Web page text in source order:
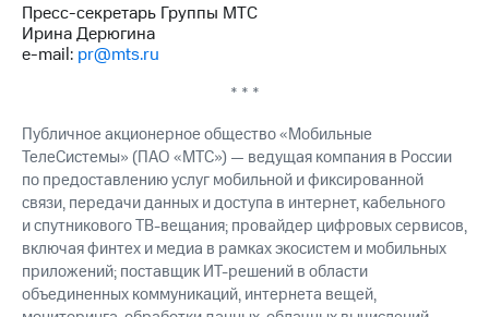
аудит
Рынок
акций
приобретения
Порядок
выкупа
акций
Дивиденды
Рынок
облигаций
Описание
Пресс-секретарь Группы МТС
Ирина Дерюгина
e-mail: pr@mts.ru
* * *
Публичное акционерное общество «Мобильные
ТелеСистемы» (ПАО «МТС») — ведущая компания в России
по предоставлению услуг мобильной и фиксированной
связи, передачи данных и доступа в интернет, кабельного
и спутникового ТВ-вещания; провайдер цифровых сервисов,
включая финтех и медиа в рамках экосистем и мобильных
приложений; поставщик ИТ-решений в области
объединенных коммуникаций, интернета вещей,